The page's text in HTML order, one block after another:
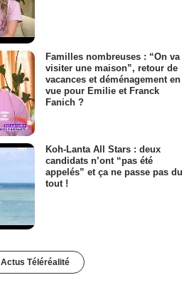
Familles nombreuses : “On va
visiter une maison”, retour de
vacances et déménagement en
vue pour Emilie et Franck
Fanich ?
Koh-Lanta All Stars : deux
candidats n’ont “pas été
appelés” et ça ne passe pas du
tout !
Actus Téléréalité